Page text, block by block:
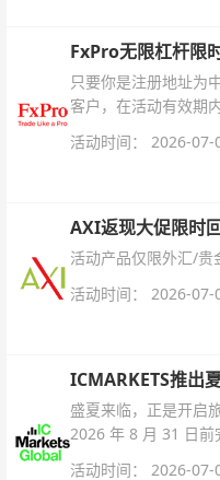
FxPro无限杠杆限
只要你是注册地址为
客户，在活动有效期
活动时间： 2026-
AXI返现大促限时
活动产品仅限外汇/贵
活动时间： 2026-
ICMARKETS推出
盛夏来临，正是开启
2026 年 8 月 31 日前
活动时间： 2026-